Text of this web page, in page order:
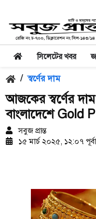
সিলেটের খবর
/ স্বর্ণের দাম
আজকের স্বর্ণের
বাংলাদেশে
সবুজ প্রান্ত
১৫ মার্চ ২০২৫, ১২:০৭